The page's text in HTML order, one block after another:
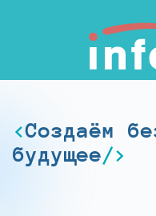
Создаём
будущее